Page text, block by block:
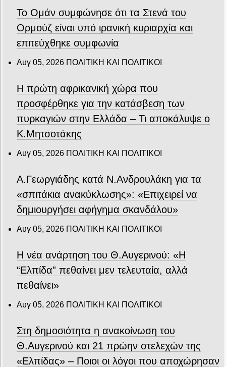
Το Ομάν συμφώνησε ότι τα Στενά του
Ορμούζ είναι υπό ιρανική κυριαρχία και
επιτεύχθηκε συμφωνία
Αυγ 05, 2026 ΠΟΛΙΤΙΚΗ ΚΑΙ ΠΟΛΙΤΙΚΟΙ
Η πρώτη αφρικανική χώρα που
προσφέρθηκε για την κατάσβεση των
πυρκαγιών στην Ελλάδα – Τι αποκάλυψε ο
Κ.Μητσοτάκης
Αυγ 05, 2026 ΠΟΛΙΤΙΚΗ ΚΑΙ ΠΟΛΙΤΙΚΟΙ
Α.Γεωργιάδης κατά Ν.Ανδρουλάκη για τα
«σπιτάκια ανακύκλωσης»: «Επιχειρεί να
δημιουργήσει αφήγημα σκανδάλου»
Αυγ 05, 2026 ΠΟΛΙΤΙΚΗ ΚΑΙ ΠΟΛΙΤΙΚΟΙ
Η νέα ανάρτηση του Θ.Αυγερινού: «Η
“Ελπίδα” πεθαίνει μεν τελευταία, αλλά
πεθαίνει»
Αυγ 05, 2026 ΠΟΛΙΤΙΚΗ ΚΑΙ ΠΟΛΙΤΙΚΟΙ
Στη δημοσιότητα η ανακοίνωση του
Θ.Αυγερινού και 21 πρώην στελεχών της
«Ελπίδας» – Ποιοι οι λόγοι που αποχώρησαν